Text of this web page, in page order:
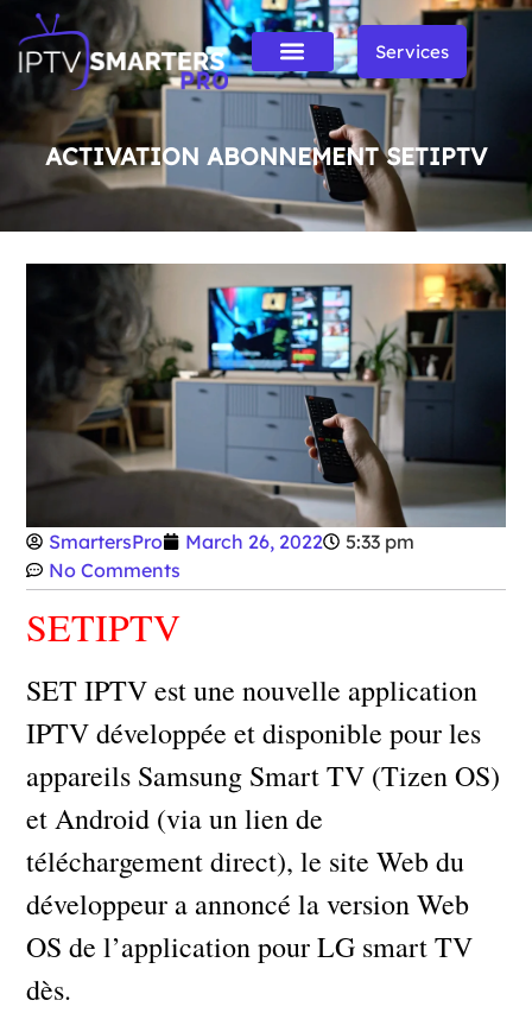
Services
ACTIVATION ABONNEMENT SETIPTV
SmartersPro March 26, 2022
5:33 pm
No Comments
SETIPTV
SET IPTV est une nouvelle application
IPTV développée et disponible pour les
appareils Samsung Smart TV (Tizen OS)
et Android (via un lien de
téléchargement direct), le site Web du
développeur a annoncé la version Web
OS de l’application pour LG smart TV
dès.